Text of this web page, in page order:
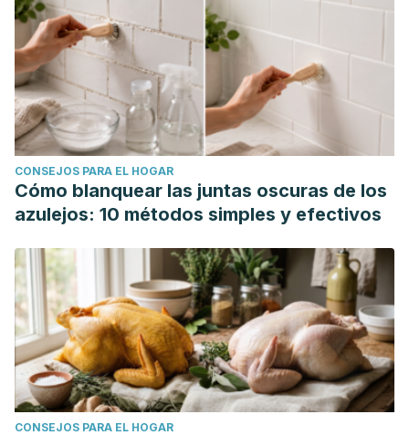
CONSEJOS PARA EL HOGAR
Cómo blanquear las juntas oscuras de los
azulejos: 10 métodos simples y efectivos
CONSEJOS PARA EL HOGAR